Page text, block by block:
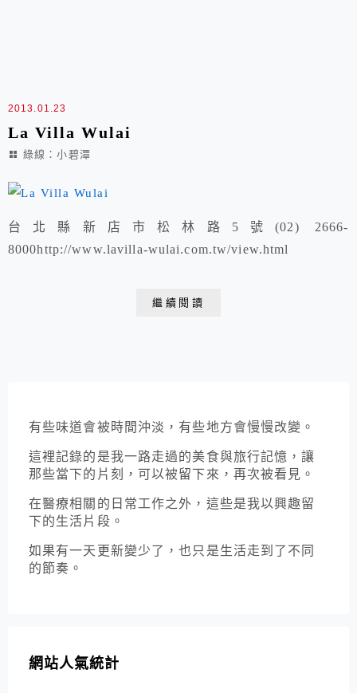
2013.01.23
La Villa Wulai
綠線：小碧潭
台北縣新店市松林路5號(02) 2666-
8000http://www.lavilla-wulai.com.tw/view.html
繼續閱讀
有些味道會被時間沖淡，有些地方會慢慢改變。
這裡記錄的是我一路走過的美食與旅行記憶，讓
那些當下的片刻，可以被留下來，再次被看見。
在醫療相關的日常工作之外，這些是我以興趣留
下的生活片段。
如果有一天更新變少了，也只是生活走到了不同
的節奏。
網站人氣統計